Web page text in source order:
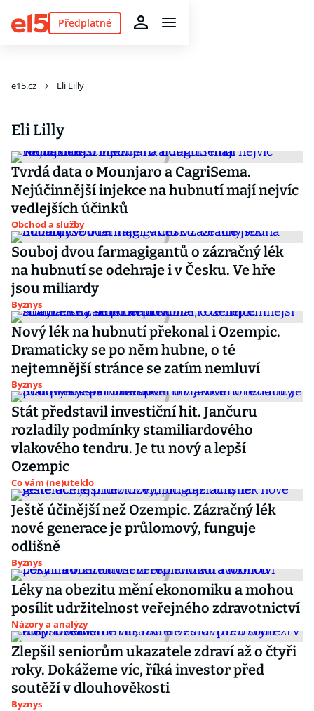
Předplatné
e15.cz Eli Lilly
Eli Lilly
Tvrdá data o Mounjaro a CagriSema.
Nejúčinnější injekce na hubnutí mají nejvíc
vedlejších účinků
Obchod a služby
Souboj dvou farmagigantů o zázračný lék
na hubnutí se odehraje i v Česku. Ve hře
jsou miliardy
Byznys
Nový lék na hubnutí překonal i Ozempic.
Dramaticky se po něm hubne, o té
nejtemnější stránce se zatím nemluví
Byznys
Stát představil investiční hit. Jančuru
rozladily podmínky stamiliardového
vlakového tendru. Je tu nový a lepší
Ozempic
Co vám (ne)uteklo
Ještě účinější než Ozempic. Zázračný lék
nové generace je průlomový, funguje
odlišně
Byznys
Léky na obezitu mění ekonomiku a mohou
posílit udržitelnost veřejného zdravotnictví
Názory a analýzy
Zlepšil seniorům ukazatele zdraví až o čtyři
roky. Dokážeme víc, říká investor před
soutěží v dlouhověkosti
Byznys